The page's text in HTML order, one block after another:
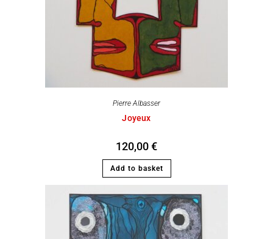
Pierre Albasser
Joyeux
120,00€
Add to basket